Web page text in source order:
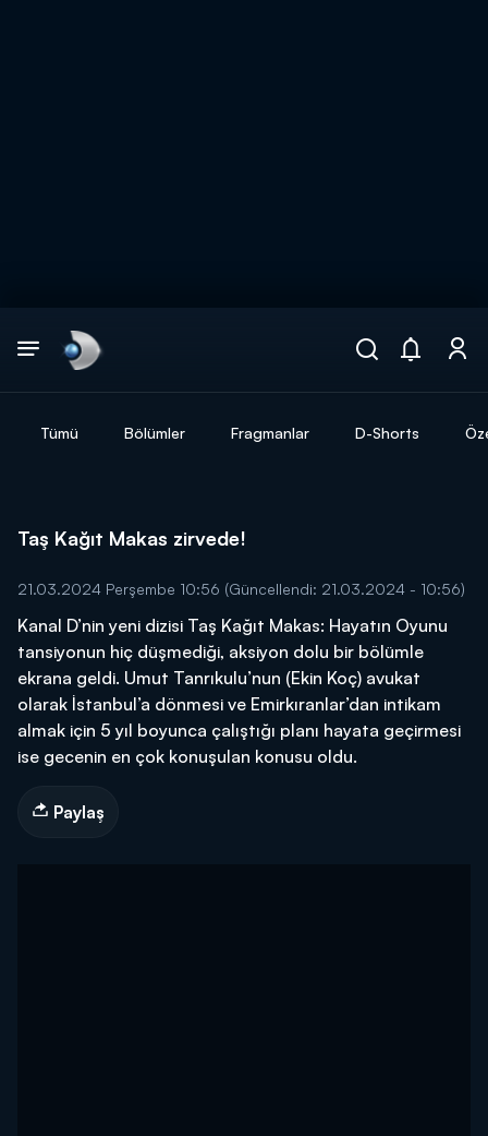
Tümü Bölümler Fragmanlar D-Shorts
Taş Kağıt Makas zirvede!
21.03.2024 Perşembe 10:56 (Güncellendi: 21.03.2024 - 10:56)
Kanal D’nin yeni dizisi Taş Kağıt Makas: Hayatın Oyunu
tansiyonun hiç düşmediği, aksiyon dolu bir bölümle
ekrana geldi. Umut Tanrıkulu’nun (Ekin Koç) avukat
olarak İstanbul’a dönmesi ve Emirkıranlar’dan intikam
almak için 5 yıl boyunca çalıştığı planı hayata geçirmesi
ise gecenin en çok konuşulan konusu oldu.
Paylaş